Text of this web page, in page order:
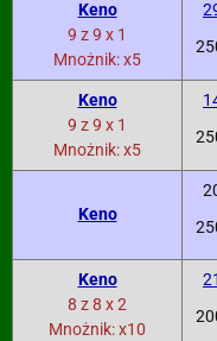
Keno
9 z 9 x 1
Mnożnik: x5
Keno
9 z 9 x 1
Mnożnik: x5
Keno
Keno
8 z 8 x 2
Mnożnik: x10